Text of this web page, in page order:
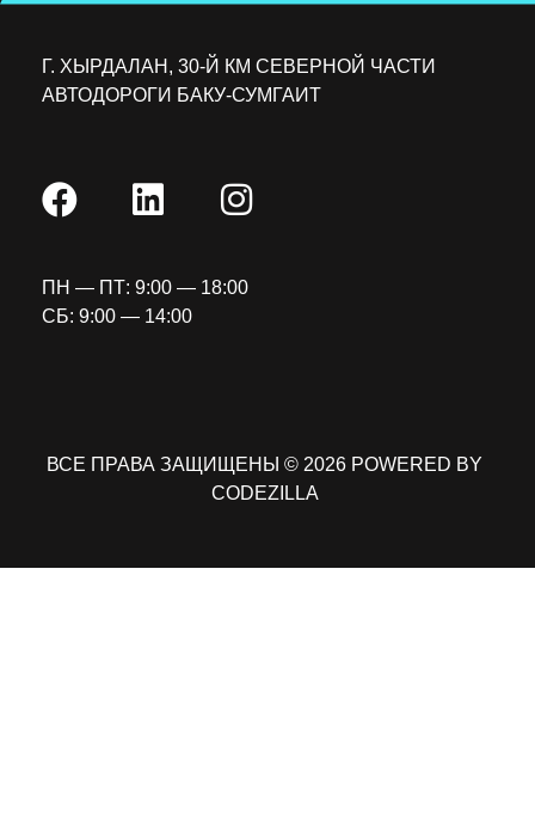
Г. ХЫРДАЛАН, 30-Й КМ СЕВЕРНОЙ ЧАСТИ
АВТОДОРОГИ БАКУ-СУМГАИТ
ПН — ПТ: 9:00 — 18:00
СБ: 9:00 — 14:00
ВСЕ ПРАВА ЗАЩИЩЕНЫ © 2026 POWERED BY
CODEZILLA